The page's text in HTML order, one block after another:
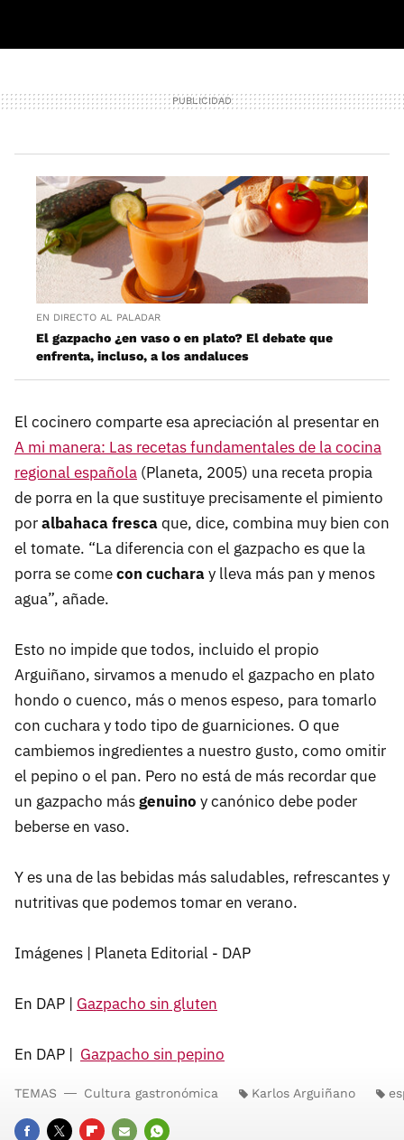
EN DIRECTO AL PALADAR
El gazpacho ¿en vaso o en plato? El debate que
enfrenta, incluso, a los andaluces
El cocinero comparte esa apreciación al presentar en
A mi manera: Las recetas fundamentales de la cocina
regional española (Planeta, 2005) una receta propia
de porra en la que sustituye precisamente el pimiento
poralbahaca frescaque, dice, combina muy bien con
el tomate. “La diferencia con el gazpacho es que la
porra se comecon cucharay lleva más pan y menos
agua”, añade.
Esto no impide que todos, incluido el propio
Arguiñano, sirvamos a menudo el gazpacho en plato
hondo o cuenco, más o menos espeso, para tomarlo
con cuchara y todo tipo de guarniciones. O que
cambiemos ingredientes a nuestro gusto, como omitir
el pepino o el pan. Pero no está de más recordar que
un gazpacho másgenuino y canónico debe poder
beberse en vaso.
Y es una de las bebidas más saludables, refrescantes y
nutritivas que podemos tomar en verano.
Imágenes | Planeta Editorial - DAP
En DAP | Gazpacho sin gluten
En DAP | Gazpacho sin pepino
TEMAS Cultura gastronómica Karlos Arguiñano